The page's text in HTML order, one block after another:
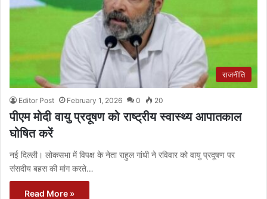
राजनीति
Editor Post February 1, 2026 0 20
पीएम मोदी वायु प्रदूषण को राष्ट्रीय स्वास्थ्य आपातकाल
घोषित करें
नई दिल्ली। लोकसभा में विपक्ष के नेता राहुल गांधी ने रविवार को वायु प्रदूषण पर
संसदीय बहस की मांग करते…
Read More »